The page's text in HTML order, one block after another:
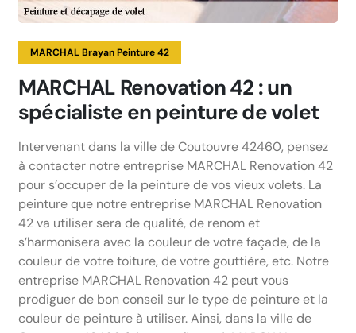
MARCHAL Brayan Peinture 42
MARCHAL Renovation 42 : un
spécialiste en peinture de volet
Intervenant dans la ville de Coutouvre 42460, pensez
à contacter notre entreprise MARCHAL Renovation 42
pour s’occuper de la peinture de vos vieux volets. La
peinture que notre entreprise MARCHAL Renovation
42 va utiliser sera de qualité, de renom et
s’harmonisera avec la couleur de votre façade, de la
couleur de votre toiture, de votre gouttière, etc. Notre
entreprise MARCHAL Renovation 42 peut vous
prodiguer de bon conseil sur le type de peinture et la
couleur de peinture à utiliser. Ainsi, dans la ville de